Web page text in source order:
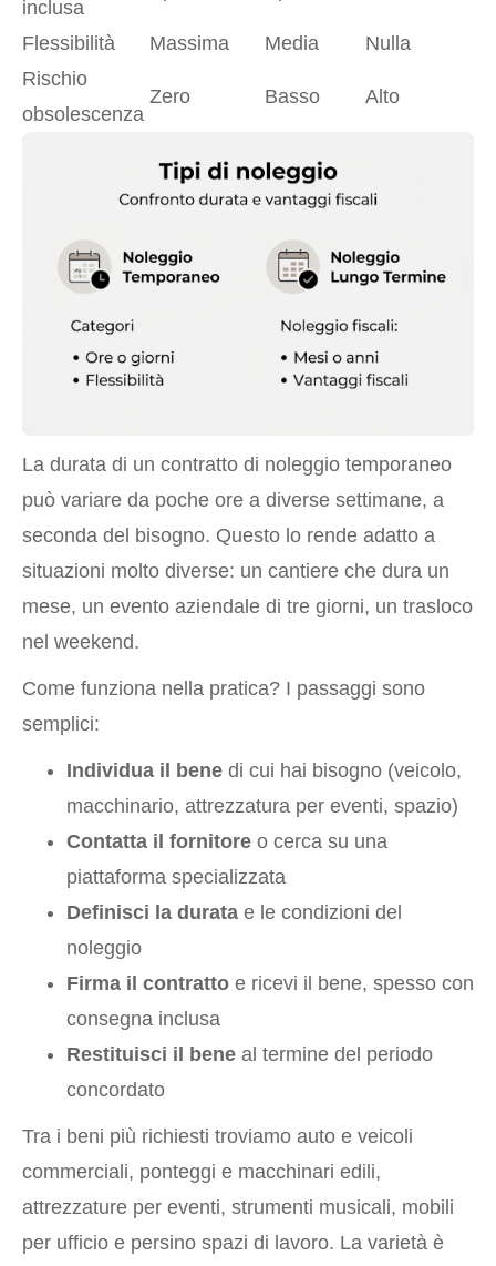
inclusa
Flessibilità Massima Media
Nulla
Rischio
obsolescenza
Zero Basso Alto
La durata di un contratto di noleggio temporaneo
può variare da poche ore a diverse settimane, a
seconda del bisogno. Questo lo rende adatto a
situazioni molto diverse: un cantiere che dura un
mese, un evento aziendale di tre giorni, un trasloco
nel weekend.
Come funziona nella pratica? I passaggi sono
semplici:
Individua il bene di cui hai bisogno (veicolo,
macchinario, attrezzatura per eventi, spazio)
Contatta il fornitore o cerca su una
piattaforma specializzata
Definisci la durata e le condizioni del
noleggio
Firma il contratto e ricevi il bene, spesso con
consegna inclusa
Restituisci il bene al termine del periodo
concordato
Tra i beni più richiesti troviamo auto e veicoli
commerciali, ponteggi e macchinari edili,
attrezzature per eventi, strumenti musicali, mobili
per ufficio e persino spazi di lavoro. La varietà è